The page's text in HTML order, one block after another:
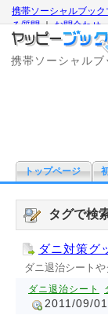
携帯ソーシャルブック
る質問｜お問合わせ
携帯ソーシャル
トップページ
タグで検
ダニ対策グ
ダニ退治シート
ダニ退治シート
2011/09/01